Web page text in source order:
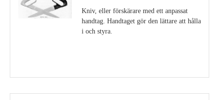
Kniv, eller förskärare med ett anpassat
handtag. Handtaget gör den lättare att hålla
i och styra.